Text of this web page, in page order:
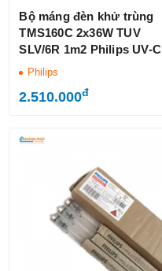
Bộ máng đèn khử trùng
TMS160C 2x36W TUV
SLV/6R 1m2 Philips UV-C
Philips
2.510.000đ